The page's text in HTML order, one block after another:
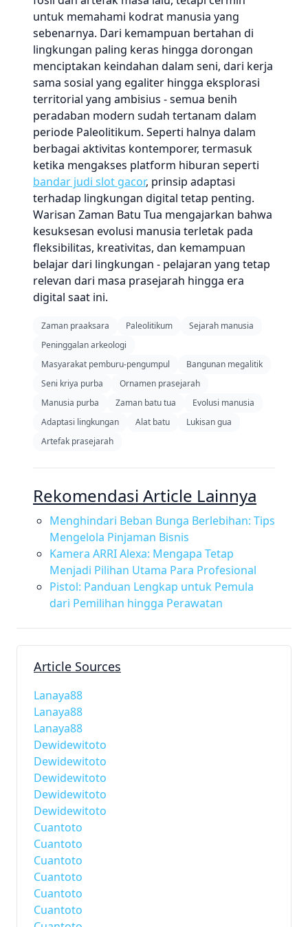
untuk memahami kodrat manusia yang
sebenarnya. Dari kemampuan bertahan di
lingkungan paling keras hingga dorongan
menciptakan keindahan dalam seni, dari kerja
sama sosial yang egaliter hingga eksplorasi
territorial yang ambisius - semua benih
peradaban modern sudah tertanam dalam
periode Paleolitikum. Seperti halnya dalam
berbagai aktivitas kontemporer, termasuk
ketika mengakses platform hiburan seperti
bandar judi slot gacor, prinsip adaptasi
terhadap lingkungan digital tetap penting.
Warisan Zaman Batu Tua mengajarkan bahwa
kesuksesan evolusi manusia terletak pada
fleksibilitas, kreativitas, dan kemampuan
belajar dari lingkungan - pelajaran yang tetap
relevan dari masa prasejarah hingga era
digital saat ini.
Zaman praaksara Paleolitikum
Sejarah manusia
Peninggalan arkeologi
Masyarakat pemburu-pengumpul
Bangunan megalitik
Seni kriya purba
Ornamen prasejarah
Manusia purba
Zaman batu tua
Evolusi manusia
Adaptasi lingkungan
Alat batu
Lukisan gua
Artefak prasejarah
Rekomendasi Article Lainnya
Menghindari Beban Bunga Berlebihan: Tips
Mengelola Pinjaman Bisnis
Kamera ARRI Alexa: Mengapa Tetap
Menjadi Pilihan Utama Para Profesional
Pistol: Panduan Lengkap untuk Pemula
dari Pemilihan hingga Perawatan
Article Sources
Lanaya88
Lanaya88
Lanaya88
Dewidewitoto
Dewidewitoto
Dewidewitoto
Dewidewitoto
Dewidewitoto
Cuantoto
Cuantoto
Cuantoto
Cuantoto
Cuantoto
Cuantoto